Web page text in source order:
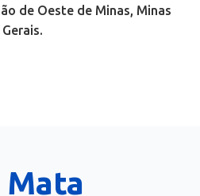
de Oeste de Minas, Minas
Gerais.
Mata